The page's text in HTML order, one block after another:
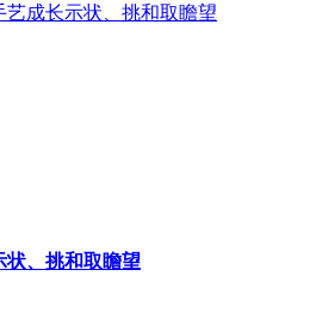
艺成长示状、挑和取瞻望
状、挑和取瞻望